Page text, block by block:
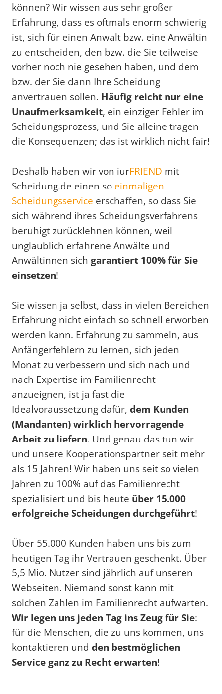
können? Wir wissen aus sehr großer
Erfahrung, dass es oftmals enorm schwierig
ist, sich für einen Anwalt bzw. eine Anwältin
zu entscheiden, den bzw. die Sie teilweise
vorher noch nie gesehen haben, und dem
bzw. der Sie dann Ihre Scheidung
anvertrauen sollen. Häufig reicht nur eine
Unaufmerksamkeit, ein einziger Fehler im
Scheidungsprozess, und Sie alleine tragen
die Konsequenzen; das ist wirklich nicht fair!
Deshalb haben wir von iurFRIEND mit
Scheidung.de einen so einmaligen
Scheidungsservice erschaffen, so dass Sie
sich während ihres Scheidungsverfahrens
beruhigt zurücklehnen können, weil
unglaublich erfahrene Anwälte und
Anwältinnen sich garantiert 100% für Sie
einsetzen!
Sie wissen ja selbst, dass in vielen Bereichen
Erfahrung nicht einfach so schnell erworben
werden kann. Erfahrung zu sammeln, aus
Anfängerfehlern zu lernen, sich jeden
Monat zu verbessern und sich nach und
nach Expertise im Familienrecht
anzueignen, ist ja fast die
Idealvoraussetzung dafür, dem Kunden
(Mandanten) wirklich hervorragende
Arbeit zu liefern. Und genau das tun wir
und unsere Kooperationspartner seit mehr
als 15 Jahren! Wir haben uns seit so vielen
Jahren zu 100% auf das Familienrecht
spezialisiert und bis heute über 15.000
erfolgreiche Scheidungen durchgeführt!
Über 55.000 Kunden haben uns bis zum
heutigen Tag ihr Vertrauen geschenkt. Über
5,5 Mio. Nutzer sind jährlich auf unseren
Webseiten. Niemand sonst kann mit
solchen Zahlen im Familienrecht aufwarten.
Wir legen uns jeden Tag ins Zeug für Sie:
für die Menschen, die zu uns kommen, uns
kontaktieren und den bestmöglichen
Service ganz zu Recht erwarten!